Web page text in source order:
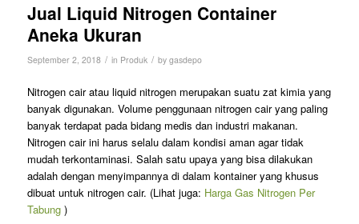
Jual Liquid Nitrogen Container
Aneka Ukuran
September 2, 2018 / in Produk / by gasdepo
Nitrogen cair atau liquid nitrogen merupakan suatu zat kimia yang
banyak digunakan. Volume penggunaan nitrogen cair yang paling
banyak terdapat pada bidang medis dan industri makanan.
Nitrogen cair ini harus selalu dalam kondisi aman agar tidak
mudah terkontaminasi. Salah satu upaya yang bisa dilakukan
adalah dengan menyimpannya di dalam kontainer yang khusus
dibuat untuk nitrogen cair. (Lihat juga: Harga Gas Nitrogen Per
Tabung)